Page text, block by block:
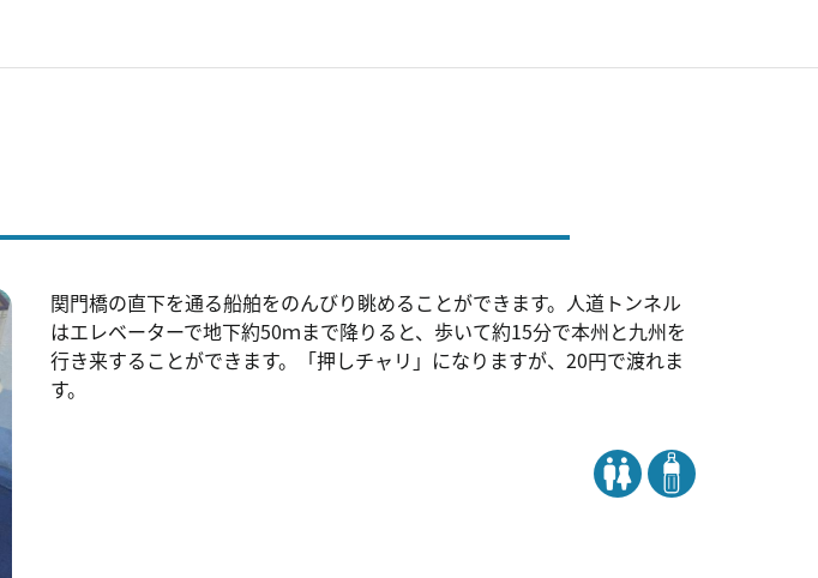
関門橋の直下を通る船舶をのんびり眺めることができます。人道トンネル
はエレベーターで地下約50ｍまで降りると、歩いて約15分で本州と九州を
行き来することができます。「押しチャリ」になりますが、20円で渡れま
す。